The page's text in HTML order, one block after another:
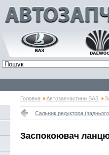
Головна Автозапчастини ВАЗ
Сальник редуктора
Заспокоювач